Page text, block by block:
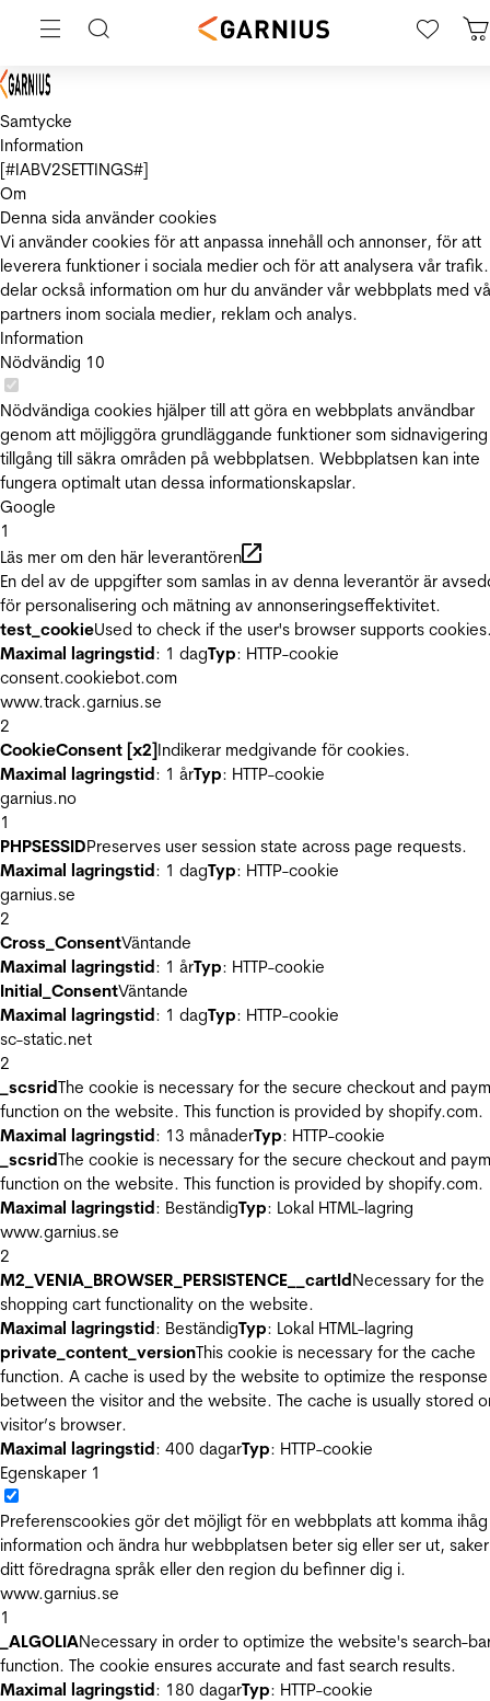
Samtycke
Information
[#IABV2SETTINGS#]
Om
Denna sida använder cookies
Vi använder cookies för att anpassa innehåll och annonser, för att
leverera funktioner i sociala medier och för att analysera vår
delar också information om hur du använder vår webbplats med
partners inom sociala medier, reklam och analys.
Information
Nödvändig 10
Nödvändiga cookies hjälper till att göra en webbplats användbar
genom att möjliggöra grundläggande funktioner som
tillgång till säkra områden på webbplatsen. Webbplatsen kan inte
fungera optimalt utan dessa informationskapslar.
Google
1
Läs mer om den här leverantören
En del av de uppgifter som samlas in av denna leverantör är
för personalisering och mätning av annonseringseffektivitet.
test_cookieUsed to check if the user's browser supports
Maximal lagringstid: 1 dagTyp: HTTP-cookie
consent.cookiebot.com
www.track.garnius.se
2
CookieConsent [x2]Indikerar medgivande för cookies.
Maximal lagringstid: 1 årTyp: HTTP-cookie
garnius.no
1
PHPSESSIDPreserves user session state across page requests.
Maximal lagringstid: 1 dagTyp: HTTP-cookie
garnius.se
2
Cross_ConsentVäntande
Maximal lagringstid: 1 årTyp: HTTP-cookie
Initial_ConsentVäntande
Maximal lagringstid: 1 dagTyp: HTTP-cookie
sc-static.net
2
_scsridThe cookie is necessary for the secure checkout and
function on the website. This function is provided by shopify.com.
Maximal lagringstid: 13 månaderTyp: HTTP-cookie
_scsridThe cookie is necessary for the secure checkout and
function on the website. This function is provided by shopify.com.
Maximal lagringstid: BeständigTyp: Lokal HTML-lagring
www.garnius.se
2
M2_VENIA_BROWSER_PERSISTENCE__cartIdNecessary for the
shopping cart functionality on the website.
Maximal lagringstid: BeständigTyp: Lokal HTML-lagring
private_content_versionThis cookie is necessary for the cache
function. A cache is used by the website to optimize the
between the visitor and the website. The cache is usually stored
visitor’s browser.
Maximal lagringstid: 400 dagarTyp: HTTP-cookie
Egenskaper 1
Preferenscookies gör det möjligt för en webbplats att komma ihåg
information och ändra hur webbplatsen beter sig eller ser ut,
ditt föredragna språk eller den region du befinner dig i.
www.garnius.se
1
_ALGOLIANecessary in order to optimize the website's search-
function. The cookie ensures accurate and fast search results.
Maximal lagringstid: 180 dagarTyp: HTTP-cookie